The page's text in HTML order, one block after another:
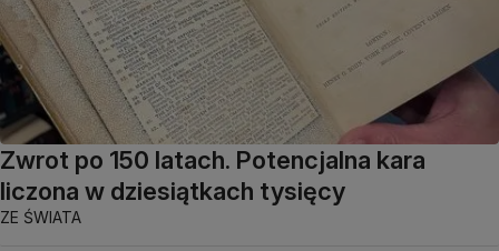
Zwrot po 150 latach. Potencjalna kara
liczona w dziesiątkach tysięcy
ZE ŚWIATA